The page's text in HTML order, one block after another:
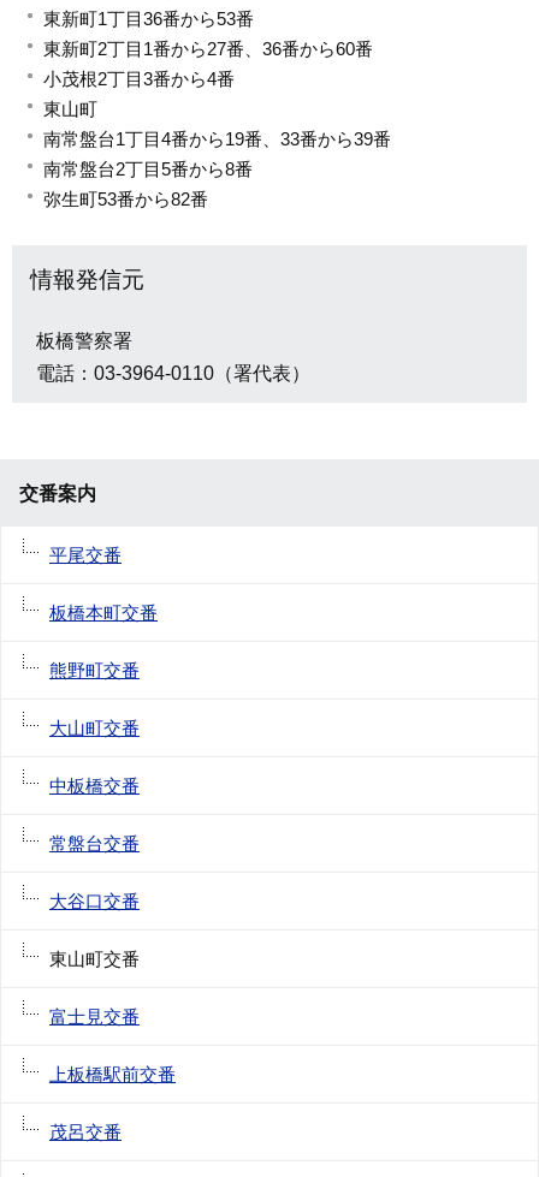
東新町1丁目36番から53番
東新町2丁目1番から27番、36番から60番
小茂根2丁目3番から4番
東山町
南常盤台1丁目4番から19番、33番から39番
南常盤台2丁目5番から8番
弥生町53番から82番
情報発信元
板橋警察署
電話：03-3964-0110（署代表）
交番案内
平尾交番
板橋本町交番
熊野町交番
大山町交番
中板橋交番
常盤台交番
大谷口交番
東山町交番
富士見交番
上板橋駅前交番
茂呂交番